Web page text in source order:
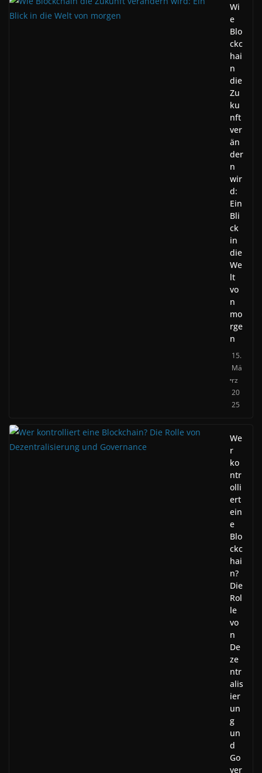
Wi
e
Blo
ckc
hai
n
die
Zu
ku
nft
ver
än
der
n
wir
d:
Ein
Bli
ck
in
die
We
lt
vo
n
mo
rge
n
15.
Mä
rz
20
25
We
r
ko
ntr
olli
ert
ein
e
Blo
ckc
hai
n?
Die
Rol
le
vo
n
De
ze
ntr
alis
ier
un
g
un
d
Go
ver